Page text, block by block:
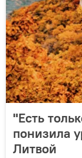
"Есть
понизила
Литвой